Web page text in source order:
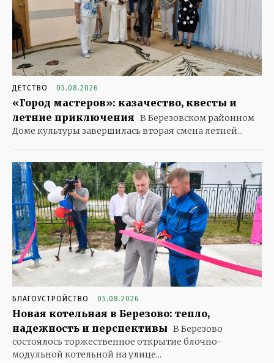
ДЕТСТВО 05.08.2026
«Город мастеров»: казачество, квесты и
летние приключения В Березовском районном
Доме культуры завершилась вторая смена летней...
БЛАГОУСТРОЙСТВО 05.08.2026
Новая котельная в Березово: тепло,
надежность и перспективы В Березово
состоялось торжественное открытие блочно-
модульной котельной на улице...